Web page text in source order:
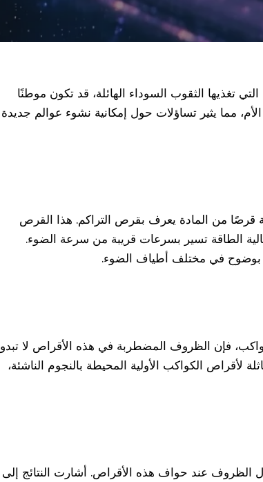
تغذيها الثقوب السوداء الهائلة، قد تكون موطنًا
مما يثير تساؤلات حول إمكانية نشوء عوالم جديدة
قرصًا من المادة يعرف بقرص التراكم. هذا القرص
الطاقة تسير بسرعات قريبة من سرعة الضوء.
بوضوح في مختلف أطياف الضوء.
فإن الظروف المضطربة في هذه الأقراص لا تبدو
الكواكب الأولية المحيطة بالنجوم الناشئة،
الظروف عند حواف هذه الأقراص. أشارت النتائج إلى